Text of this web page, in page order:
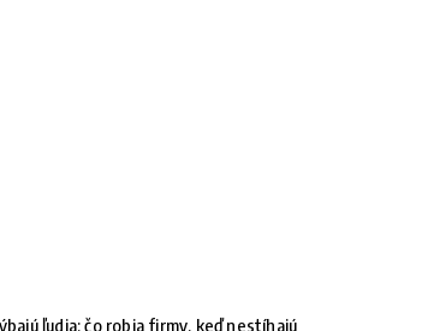
ľudia: čo robia firmy, keď nestíhajú